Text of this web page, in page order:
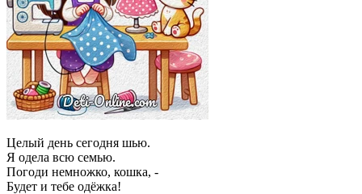
Целый день сегодня шью.
Я одела всю семью.
Погоди немножко, кошка, -
Будет и тебе одёжка!